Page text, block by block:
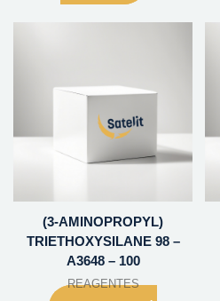
(3-AMINOPROPYL)
TRIETHOXYSILANE 98 –
A3648 – 100
REAGENTES